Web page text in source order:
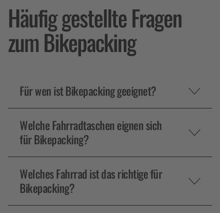
Häufig gestellte Fragen
zum Bikepacking
Für wen ist Bikepacking geeignet?
Welche Fahrradtaschen eignen sich
für Bikepacking?
Welches Fahrrad ist das richtige für
Bikepacking?